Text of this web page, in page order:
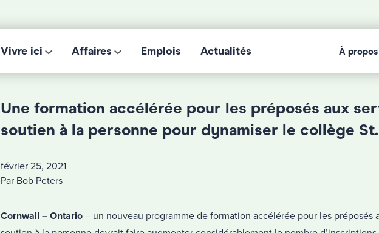
Vivre ici Affaires Emplois Actualités À propos
Une formation accélérée pour les préposés aux
soutien à la personne pour dynamiser le collège
février 25, 2021
Par Bob Peters
Cornwall – Ontario – un nouveau programme de formation accélérée pour les préposés